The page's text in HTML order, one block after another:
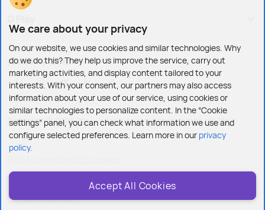
Jesteśmy też tu:
Copyright © 2026 Play - wszelkie prawa zastrzeżone dla Play
Ustawienia plików cookies
Regulamin serwisu
We care about your privacy
On our website, we use cookies and similar technologies. Why
do we do this? They help us improve the service, carry out
marketing activities, and display content tailored to your
interests. With your consent, our partners may also access
information about your use of our service, using cookies or
similar technologies to personalize content. In the “Cookie
settings” panel, you can check what information we use and
configure selected preferences. Learn more in our privacy
policy.
Accept All Cookies